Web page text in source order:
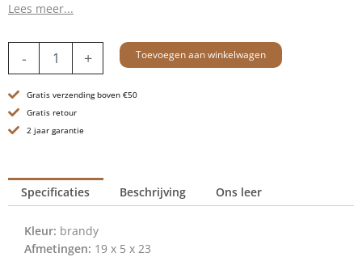
Lees meer...
-
Crossbodytas
Elham
-
Brandy
+ Toevoegen aan winkelwagen
Gratis verzending boven €50
Gratis retour
2 jaar garantie
Specificaties Beschrijving Ons leer
Kleur: brandy
Afmetingen: 19 x 5 x 23